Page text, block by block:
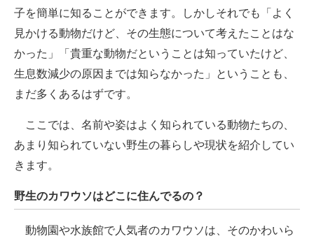
子を簡単に知ることができます。しかしそれでも「よく
見かける動物だけど、その生態について考えたことはな
かった」「貴重な動物だということは知っていたけど、
生息数減少の原因までは知らなかった」ということも、
まだ多くあるはずです。
ここでは、名前や姿はよく知られている動物たちの、
あまり知られていない野生の暮らしや現状を紹介してい
きます。
野生のカワウソはどこに住んでるの？
動物園や水族館で人気者のカワウソは、そのかわいら